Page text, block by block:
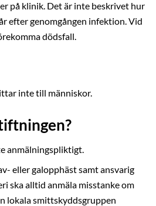
på klinik. Det är inte beskrivet hur
efter genomgången infektion. Vid
dödsfall.
inte till människor.
anmälningspliktigt.
eller galopphäst samt ansvarig
ska alltid anmäla misstanke om
lokala smittskyddsgruppen